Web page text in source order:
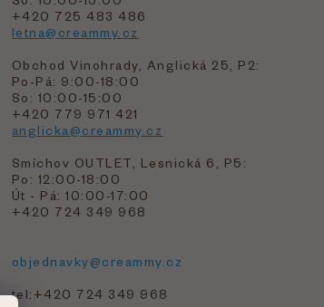
+420 725 483 486
letna@creammy.cz
Obchod Vinohrady, Anglická 25, P2:
Po-Pá: 9:00-18:00
So: 10:00-15:00
+420 779 971 421
anglicka@creammy.cz
Smíchov OUTLET, Lesnická 6, P5:
Po: 12:00-18:00
Út - Pá: 10:00-17:00
+420 724 349 968
objednavky@creammy.cz
tel:+420 724 349 968